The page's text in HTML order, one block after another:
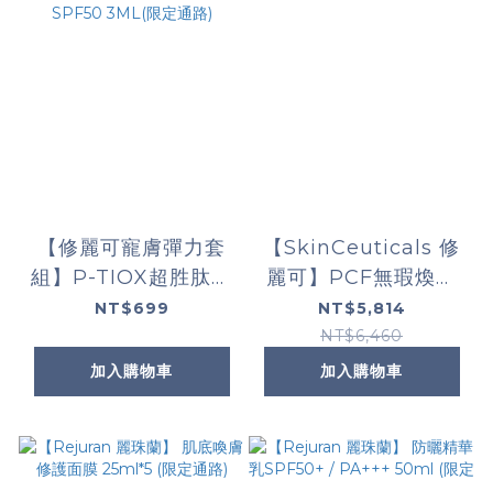
【修麗可寵膚彈力套
組】P-TIOX超胜肽抗
皺極光精華 4ML+HA
華 4ML+極致煥白防
曬隔離乳SPF50
NT$699
加入購物車
【SkinCeuticals 修
麗可】PCF無瑕煥白
抗氧化精華 (限定通
路)
NT$5,814
NT$6,460
加入購物車